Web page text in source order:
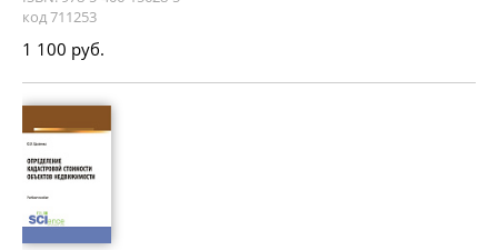
код 711253
1 100 руб.